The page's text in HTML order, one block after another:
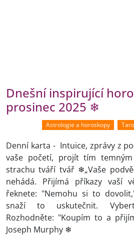
Dnešní inspirující
prosinec 2025 ❄
Astrologie a horoskopy
Denní karta - Intuice, zprávy z
vaše početí, projít tím
strachu tváří tvář ❄„Vaše
nehádá. Přijímá příkazy vaší
řeknete: "Nemohu si to
snaží to uskutečnit.
Rozhodněte: "Koupím to a
Joseph Murphy ❄